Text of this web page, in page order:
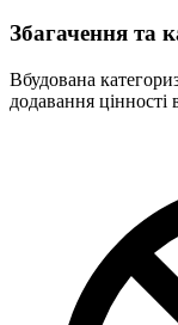
Збагачення та
Вбудована
додавання